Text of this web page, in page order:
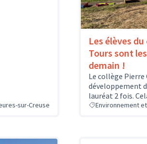
sur-Creuse
Les élèves
Tours sont
demain !
Le collège
développement
lauréat 2 fois.
Environnement